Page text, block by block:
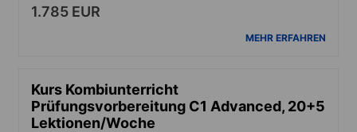
1.785 EUR
MEHR ERFAHREN
Kurs Kombiunterricht
Prüfungsvorbereitung C1 Advanced, 20+5
Lektionen/Woche